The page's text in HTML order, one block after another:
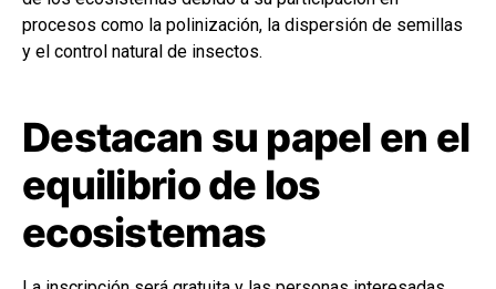
procesos como la polinización, la dispersión de semillas
y el control natural de insectos.
Destacan su papel en el
equilibrio de los
ecosistemas